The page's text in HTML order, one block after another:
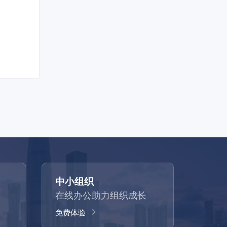
中小组织
在线办公助力组织成长
免费体验